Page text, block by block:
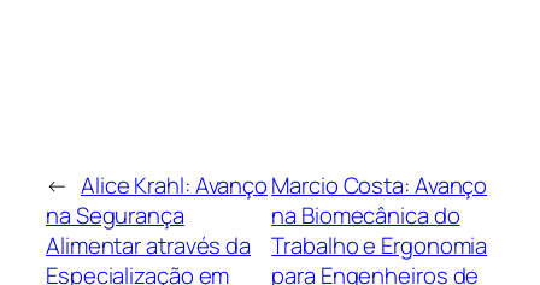
← Alice Krahl: Avanço
na Segurança
Alimentar através da
Especialização em
Marcio Costa: Avanço
na Biomecânica do
Trabalho e Ergonomia
para Engenheiros de